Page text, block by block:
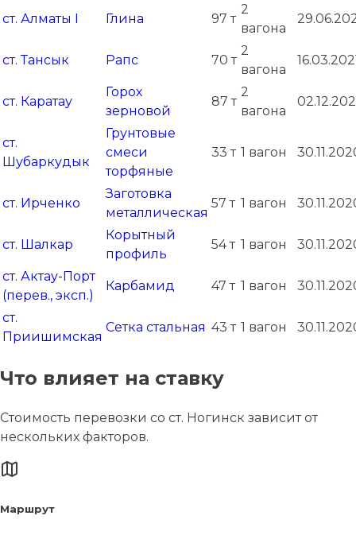
ст. Алматы I Глина 97 т
2
вагона
ст. Тансык Рапс 70 т
2
вагона
ст. Каратау
Горох
зерновой
87 т
2
вагона
ст.
Шубаркудык
Грунтовые
смеси
торфяные
33 т 1 вагон
ст. Ирченко
Заготовка
металлическая
57 т 1 вагон
ст. Шалкар
Корытный
профиль
54 т 1 вагон
ст. Актау-Порт
(перев., эксп.)
Карбамид 47 т 1 вагон
ст.
Приишимская
Сетка стальная 43 т 1 вагон
Что влияет на ставку
Стоимость перевозки со ст. Ногинск зависит от
нескольких факторов.
Маршрут